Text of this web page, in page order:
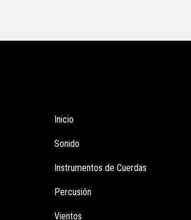
Inicio
Sonido
Instrumentos de Cuerdas
Percusión
Vientos